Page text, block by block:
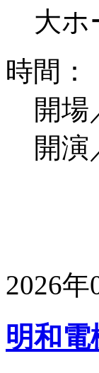
大ホ
時間：
開場
開演
2026年
明和